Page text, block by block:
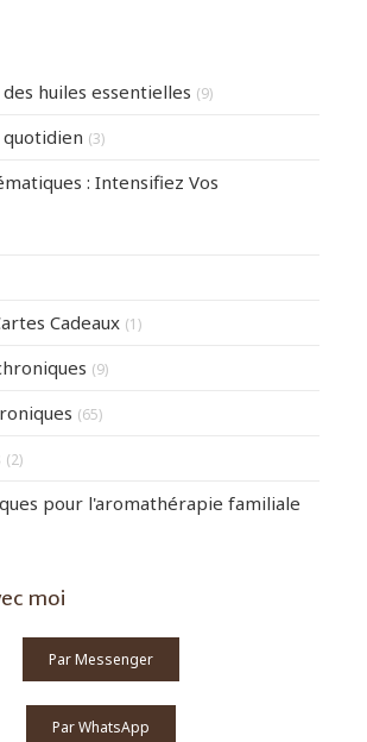
huiles essentielles (9)
quotidien (3)
: Intensifiez Vos
Cadeaux (1)
(9)
(65)
(2)
pour l'aromathérapie familiale
moi
Par Messenger
Par WhatsApp